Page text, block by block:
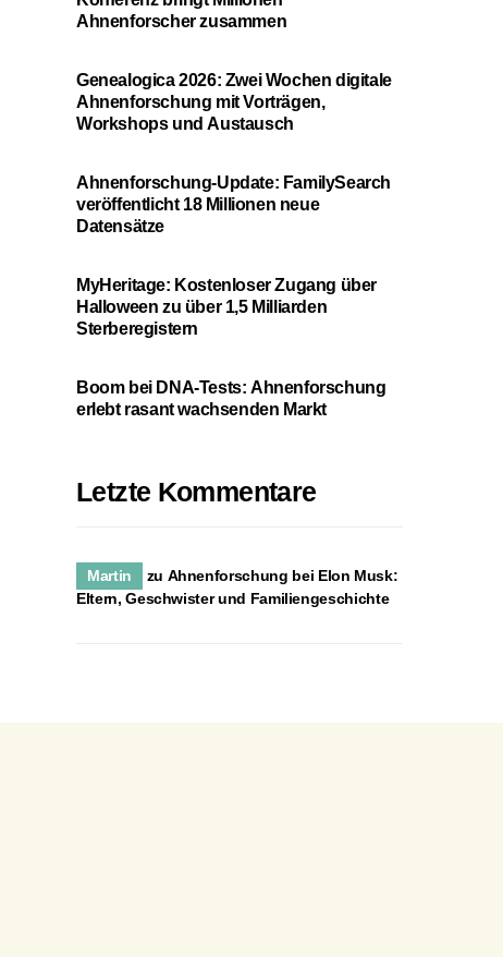
Ahnenforscher zusammen
Genealogica 2026: Zwei Wochen digitale
Ahnenforschung mit Vorträgen,
Workshops und Austausch
Ahnenforschung-Update: FamilySearch
veröffentlicht 18 Millionen neue
Datensätze
MyHeritage: Kostenloser Zugang über
Halloween zu über 1,5 Milliarden
Sterberegistern
Boom bei DNA-Tests: Ahnenforschung
erlebt rasant wachsenden Markt
Letzte Kommentare
Martin zu Ahnenforschung bei Elon Musk:
Eltern, Geschwister und Familiengeschichte